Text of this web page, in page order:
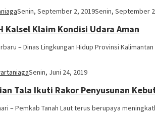
Senin, September 2, 2019Senin, September
Kalsel Klaim Kondisi Udara Aman
– Dinas Lingkungan Hidup Provinsi
Senin, Juni 24, 2019
Tala Ikuti Rakor Penyusunan
– Pemkab Tanah Laut terus berupaya